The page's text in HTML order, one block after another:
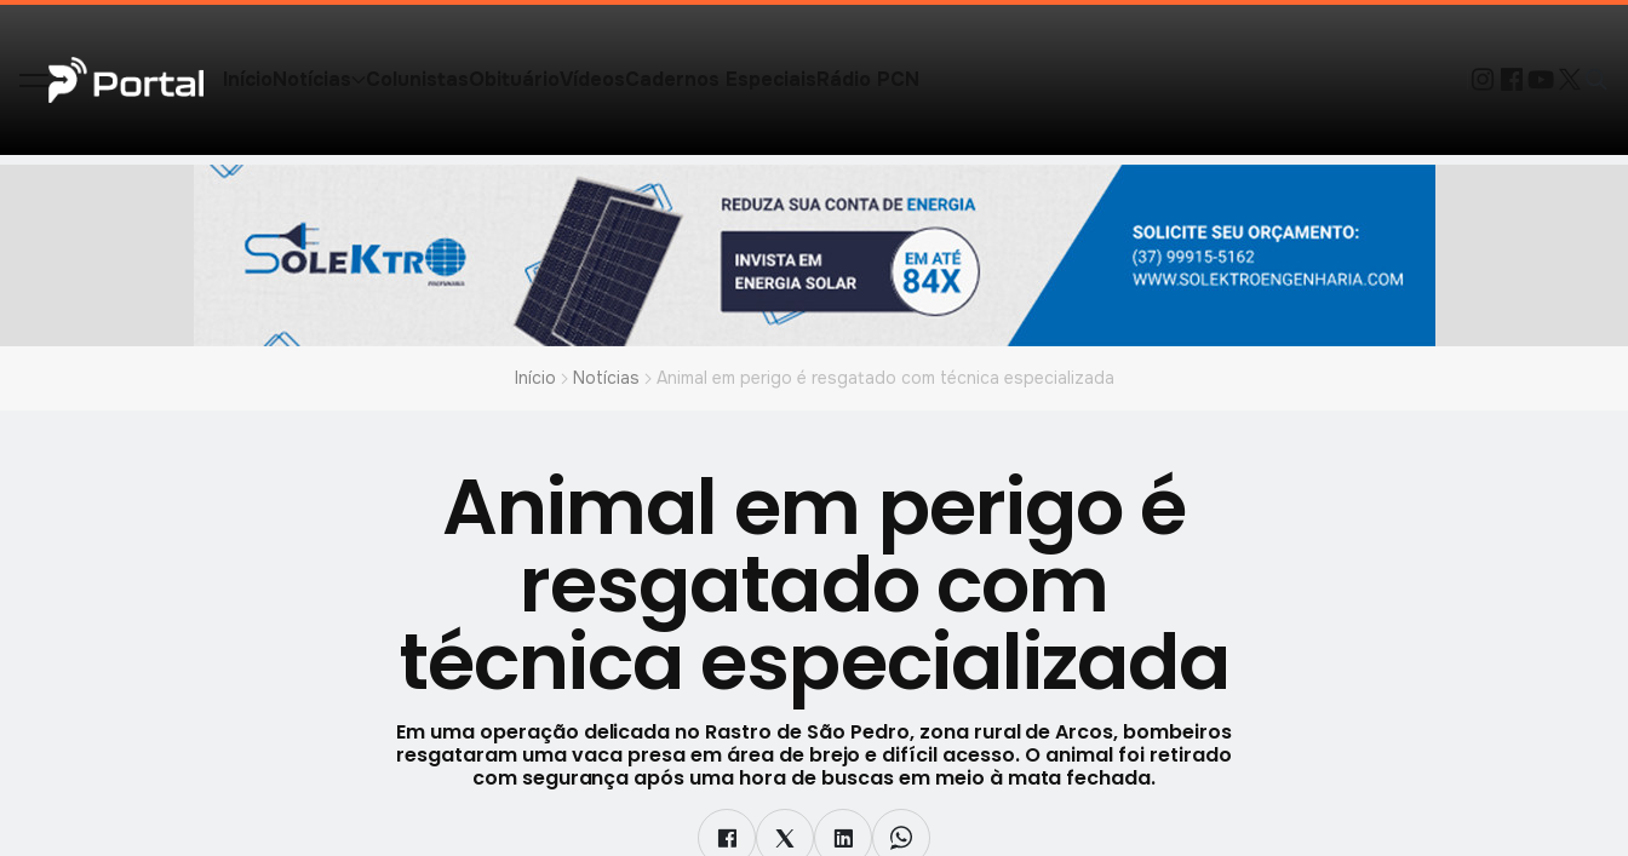
Início Notícias Animal em perigo é resgatado com técnica especializada
Animal em perigo é
resgatado com
técnica especializada
Em uma operação delicada no Rastro de São Pedro, zona rural de Arcos, bombeiros
resgataram uma vaca presa em área de brejo e difícil acesso. O animal foi retirado
com segurança após uma hora de buscas em meio à mata fechada.